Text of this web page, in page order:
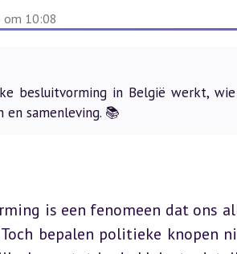
om 10:08
besluitvorming in België werkt,
en samenleving. 📚
is een fenomeen dat ons
Toch bepalen politieke knopen